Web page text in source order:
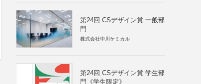
第24回 CSデザイン賞 一般部
門
株式会社中川ケミカル
第24回 CSデザイン賞 学生部
門《学生限定》